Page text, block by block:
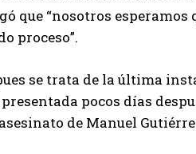
que “nosotros esperamos
proceso”.
se trata de la última
pocos días
de Manuel